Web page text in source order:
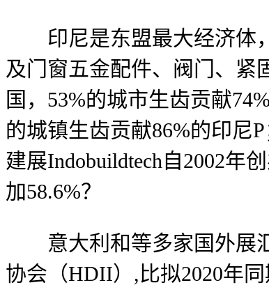
印尼是东盟最大经济体，
及门窗五金配件、阀门、紧
国，53%的城市生齿贡献
的城镇生齿贡献86%的印尼
建展Indobuildtech自2002年
加58.6%？
意大利和等多家国外展汇
协会（HDII）,比拟2020年